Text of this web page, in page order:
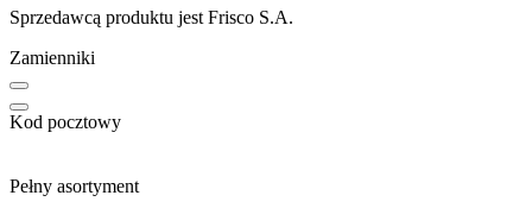
Sprzedawcą produktu jest Frisco S.A.
Zamienniki
Kod pocztowy
Pełny asortyment